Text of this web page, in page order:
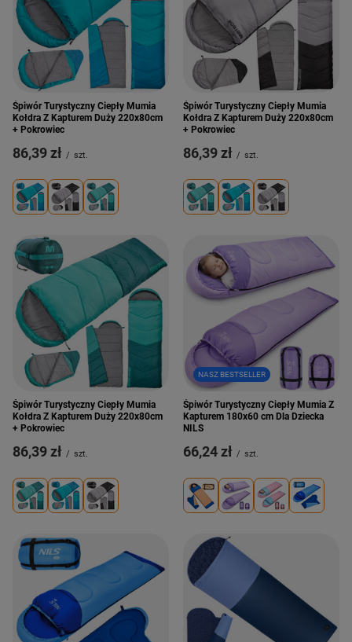
Śpiwór Turystyczny Ciepły Mumia
Kołdra Z Kapturem Duży 220x80cm
+ Pokrowiec
86,39 zł / szt.
Śpiwór Turystyczny Ciepły Mumia
Kołdra Z Kapturem Duży 220x80cm
+ Pokrowiec
86,39 zł / szt.
Śpiwór Turystyczny Ciepły Mumia
Kołdra Z Kapturem Duży 220x80cm
+ Pokrowiec
86,39 zł / szt.
NASZ BESTSELLER
Śpiwór Turystyczny Ciepły Mumia Z
Kapturem 180x60 cm Dla Dziecka
NILS
66,24 zł / szt.